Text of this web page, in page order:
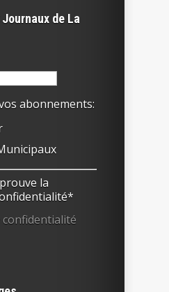
de La
abonnements:
la
confidentialité